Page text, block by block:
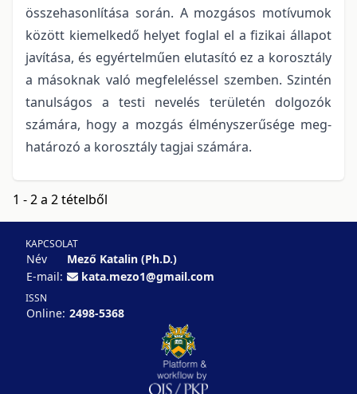
összehasonlítása során. A mozgásos motívumok
között kiemelkedő helyet foglal el a fizikai állapot
javítása, és egyértelműen elutasító ez a korosztály
a másoknak való megfeleléssel szemben. Szintén
tanulságos a testi nevelés területén dolgozók
számára, hogy a mozgás élményszerűsége meg-
határozó a korosztály tagjai számára.
1 - 2 a 2 tételből
KAPCSOLAT
Név
Mező Katalin (Ph.D.)
E-mail:
kata.mezo1@gmail.com
ISSN
Online: 2498-5368